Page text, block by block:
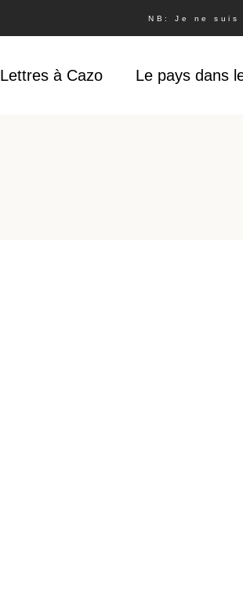
NB: Je ne
Lettres à Cazo Le pays dans